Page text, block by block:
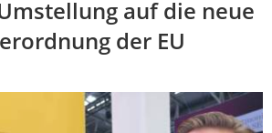
auf die neue
der EU